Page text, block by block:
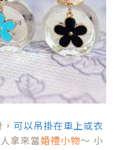
，可以吊掛在車上或衣
拿來當婚禮小物～ 小
難怪是人氣商品之